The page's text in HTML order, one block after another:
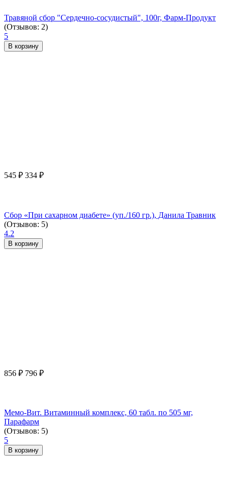
Травяной сбор "Сердечно-сосудистый", 100г, Фарм-Продукт
(Отзывов: 2)
5
В корзину
545 ₽ 334 ₽
Сбор «При сахарном диабете» (уп./160 гр.), Данила Травник
(Отзывов: 5)
4.2
В корзину
856 ₽ 796 ₽
Мемо-Вит. Витаминный комплекс, 60 табл. по 505 мг,
Парафарм
(Отзывов: 5)
5
В корзину